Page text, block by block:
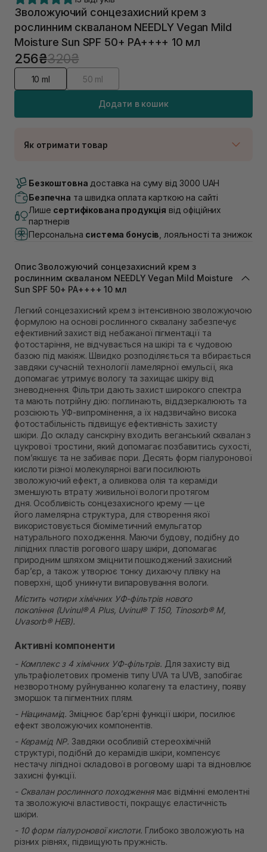
Зволожуючий сонцезахисний крем з
рослинним скваланом NEEDLY Vegan Mild
Moisture Sun SPF 50+ PA++++ 10 мл
256₴320₴
10 ml 50 ml
Додати в кошик
Як отримати товар
Немає в наявності!
В наявності
Самовивіз м. Львів, вул. Академіка Підстригача, 1В
(Duck’s Lake)
Немає в наявності!
Самовивіз м. Львів, вул. Степана Бандери 45
В наявності
В наявності
Самовивіз м. Рівне, вул. Кулика і Гудачека 23 (ТЦ
Екватор)
Немає в наявності!
Безкоштовна доставка на суму від 3000 UAH
Безпечна та швидка оплата карткою на сайті
Лише сертифікована продукція від офіційних
партнерів
Персональна система бонусів , лояльності та знижок
Опис Зволожуючий сонцезахисний крем з
рослинним скваланом NEEDLY Vegan Mild Moisture
Sun SPF 50+ PA++++ 10 мл
Легкий сонцезахисний крем з інтенсивною зволожуючою
формулою на основі рослинного сквалану забезпечує
ефективний захист від небажаної пігментації та
фотостаріння, не відчувається на шкірі та є чудовою
базою під макіяж. Швидко розподіляється та вбирається
завдяки сучасній технології ламелярної емульсії, яка
допомагає утримує вологу та захищає шкіру від
зневоднення. Фільтри дають захист широкого спектра
та мають потрійну дію: поглинають, віддзеркалюють та
розсіюють УФ-випромінення, а їх надзвичайно висока
фотостабільність підвищує ефективність захисту
шкіри. До складу санскріну входить веганський сквалан з
цукрової тростини, який допомагає позбавитись сухості,
пом’якшує та не забиває пори. Десять форм гіалуронової
кислоти різної молекулярної ваги посилюють
зволожуючий ефект, а оливкова олія та кераміди
зменшують втрату живильної вологи протягом
дня. Особливість сонцезахисного крему — це
його ламелярна структура, для створення якої
використовується біоміметичний емульгатор
натурального походження. Маючи будову, подібну до
ліпідних пластів рогового шару шкіри, допомагає
природним шляхом зміцнити пошкоджений захисний
бар’єр, а також утворює тонку дихаючу плівку на
поверхні, щоб уникнути випаровування вологи.
Містить чотири хімічних УФ-фільтрів нового
покоління (Uvinul® A Plus, Uvinul® T 150, Tinosorb® M,
Uvasorb® HEB).
Активні компоненти
- Комплекс з 4 хімічних УФ-фільтрів. Для захисту від
ультрафіолетових променів типу UVA та UVB, запобігає
незворотному руйнуванню колагену та еластину, появу
зморшок та пігментних плям.
- Ніацинамід. Зміцнює бар’єрні функції шкіри, посилює
ефект зволожуючих компонентів.
- Керамід NP. Завдяки особливій стереохімічній
структурі, подібній до керамідів шкіри, компенсує
нестачу ліпідної складової в роговому шарі та відновлює
захисні функції.
- Сквалан рослинного походженнямає відмінні емолентні
та зволожуючі властивості, покращує еластичність
шкіри.
- 10 форм гіалуронової кислоти. Глибоко зволожують на
різних рівнях, підвищують пружність.